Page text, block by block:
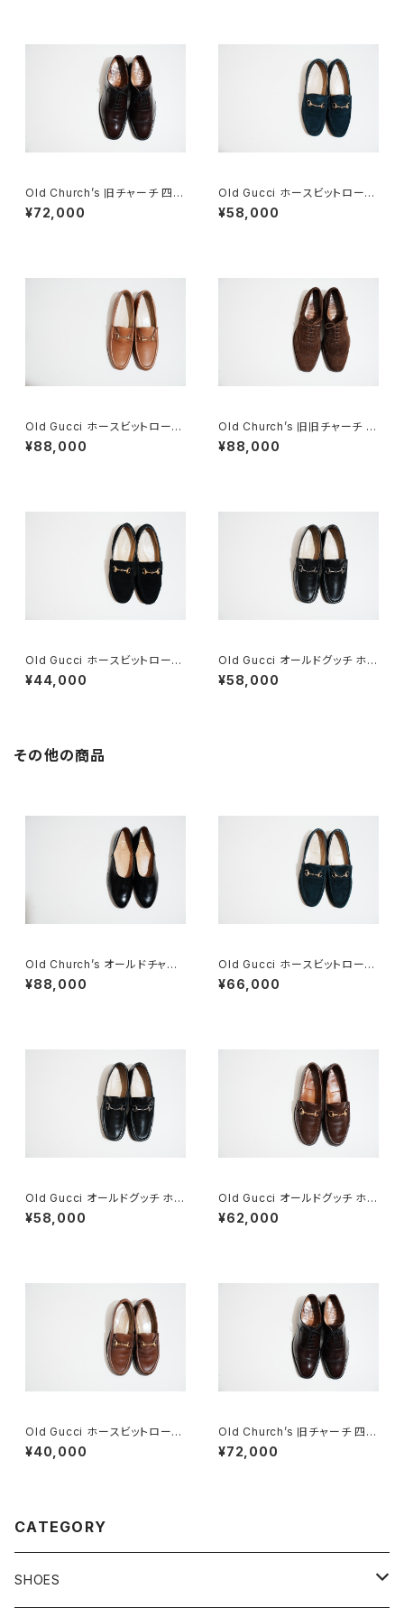
Old Church’s 旧チャーチ 四都
市 BELMONTパンチドキャップ
トウ 85G
¥72,000
Old Gucci ホースビットローフ
ァー 36C Navy Suede
¥58,000
Old Gucci ホースビットローフ
ァー 38.5C tan ほぼDeadsto
ck
¥88,000
Old Church’s 旧旧チャーチ 二
都市 Buck 85D
¥88,000
Old Gucci ホースビットローフ
ァー 6.5B スエードBK
¥44,000
Old Gucci オールドグッチ ホー
スビットローファー 40 E Black
¥58,000
その他の商品
Old Church’s オールドチャー
チ ドクターシューズ 9.5F
¥88,000
Old Gucci ホースビットローフ
ァー 36.5C Navy Suede
¥66,000
Old Gucci オールドグッチ ホー
スビットローファー 40 E Black
¥58,000
Old Gucci オールドグッチ ホー
スビットローファー 8.5D DB ラ
バー
¥62,000
Old Gucci ホースビットローフ
ァー 4.5B ラバー BR
¥40,000
Old Church’s 旧チャーチ 四都
市 BELMONTパンチドキャップ
トウ 85G
¥72,000
CATEGORY
SHOES